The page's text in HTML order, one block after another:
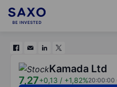
Kamada Ltd
7,27+0,13 / +1,82%20:00:00